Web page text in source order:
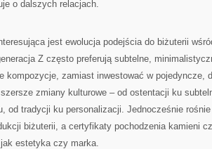
o dalszych relacjach.
jest ewolucja podejścia do biżuterii
Z często preferują subtelne,
kompozycje, zamiast inwestować w pojedyncze,
zmiany kulturowe – od ostentacji ku
od tradycji ku personalizacji. Jednocześnie
biżuterii, a certyfikaty pochodzenia kamieni
estetyka czy marka.